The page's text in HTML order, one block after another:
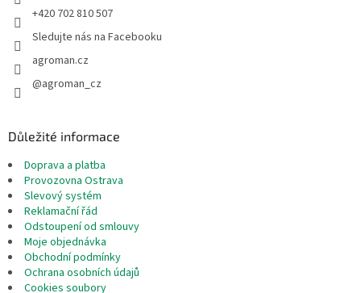
+420 702 810 507
Sledujte nás na Facebooku
agroman.cz
@agroman_cz
Důležité informace
Doprava a platba
Provozovna Ostrava
Slevový systém
Reklamační řád
Odstoupení od smlouvy
Moje objednávka
Obchodní podmínky
Ochrana osobních údajů
Cookies soubory